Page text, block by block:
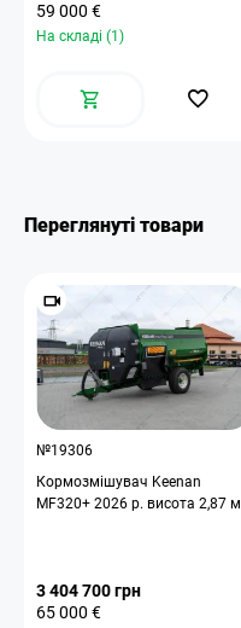
59 000 €
На складі (1)
Переглянуті товари
№19306
Кормозмішувач Keenan
MF320+ 2026 р. висота 2,87 м
3 404 700 грн
65 000 €